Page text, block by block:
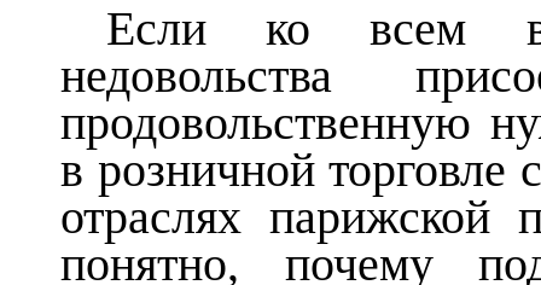
Если ко всем
недовольства
продовольственную
в розничной торговле
отраслях парижской
понятно, почему